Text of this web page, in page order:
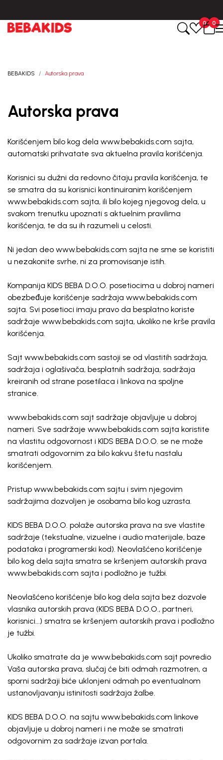
0
0
BEBAKIDS Autorska prava
Autorska prava
Korišćenjem bilo kog dela www.bebakids.com sajta,
automatski prihvatate sva aktuelna pravila korišćenja.
Korisnici su dužni da redovno čitaju pravila korišćenja, te
se smatra da su korisnici kontinuiranim korišćenjem
www.bebakids.com sajta, ili bilo kojeg njegovog dela, u
svakom trenutku upoznati s aktuelnim pravilima
korišćenja, te da su ih razumeli u celosti.
Ni jedan deo www.bebakids.com sajta ne sme se koristiti
u nezakonite svrhe, ni za promovisanje istih.
Kompanija KIDS BEBA D.O.O. posetiocima u dobroj nameri
obezbeđuje korišćenje sadržaja www.bebakids.com
sajta. Svi posetioci imaju pravo da besplatno koriste
sadržaje www.bebakids.com sajta, ukoliko ne krše pravila
korišćenja.
Sajt www.bebakids.com sastoji se od vlastitih sadržaja,
sadržaja i oglašivača, besplatnih sadržaja, sadržaja
kreiranih od strane posetilaca i linkova na spoljne
stranice.
www.bebakids.com sajt sadržaje objavljuje u dobroj
nameri. Sve sadržaje www.bebakids.com sajta koristite
na vlastitu odgovornost i KIDS BEBA D.O.O. se ne može
smatrati odgovornim za bilo kakvu štetu nastalu
korišćenjem.
Pristup www.bebakids.com sajtu i svim njegovim
sadržajima dozvoljen je osobama bilo kog uzrasta.
KIDS BEBA D.O.O. polaže autorska prava na sve vlastite
sadržaje (tekstualne, vizuelne i audio materijale, baze
podataka i programerski kod). Neovlašćeno korišćenje
bilo kog dela sajta smatra se kršenjem autorskih prava
www.bebakids.com sajta i podložno je tužbi.
Neovlašćeno korišćenje bilo kog dela sajta bez dozvole
vlasnika autorskih prava (KIDS BEBA D.O.O., partneri,
korisnici...) smatra se kršenjem autorskih prava i podložno
je tužbi.
Ukoliko smatrate da je www.bebakids.com sajt povredio
Vaša autorska prava, slučaj će biti odmah razmotren, a
sporni sadržaji biće uklonjeni odmah po eventualnom
ustanovljavanju istinitosti sadržaja žalbe.
KIDS BEBA D.O.O. na sajtu www.bebakids.com linkove
objavljuje u dobroj nameri i ne može se smatrati
odgovornim za sadržaje izvan portala.